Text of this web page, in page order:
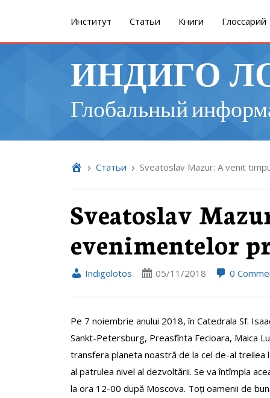
Институт Cтатьи Книги Глоссарий
ИНДИГО
Глобальный
Cтатьи Sveatoslav Mazur: A venit
Sveatoslav
evenimentelor
Indigolotos 05/11/2018 0
Pe 7 noiembrie anului 2018, în Catedrala Sf.
Sankt-Petersburg, Preasfînta Fecioara, Maica
transfera planeta noastră de la cel de-al treilea
al patrulea nivel al dezvoltării. Se va întîmpla
la ora 12-00 după Moscova. Toți oamenii de